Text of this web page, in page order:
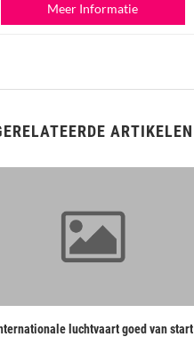
Meer Informatie
ARTIKELEN
luchtvaart goed van start